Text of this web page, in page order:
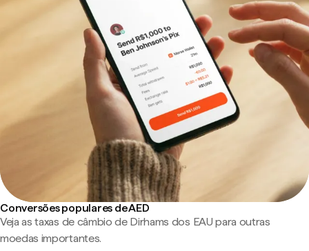
Conversões populares de AED
Veja as taxas de câmbio de Dirhams dos EAU para outras
moedas importantes.